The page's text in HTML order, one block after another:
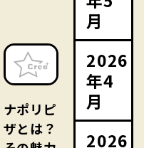
ナポリピ
ザとは？
月
2026
年4
月
2026